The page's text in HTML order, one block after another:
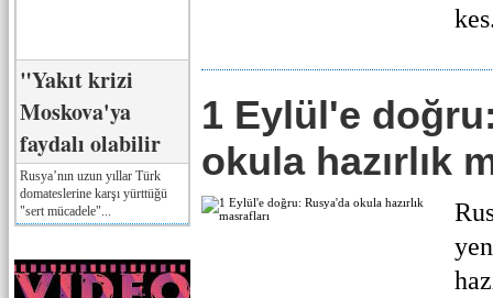
"Yakıt krizi
Moskova'ya
faydalı olabilir
Rusya’nın uzun yıllar Türk
domateslerine karşı yürttüğü
"sert mücadele"...
1 Eylül'e
okula hazırlık